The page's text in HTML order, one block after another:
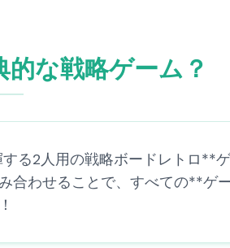
な戦略ゲーム？
る2人用の戦略ボードレトロ**
わせることで、すべての**ゲ